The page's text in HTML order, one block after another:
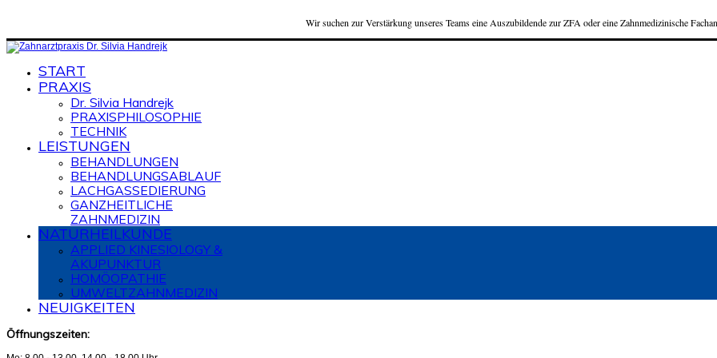
Wir suchen zur Verstärkung unseres Teams eine Auszubildende zur ZFA oder eine Zahnmedizinische
START
PRAXIS
Dr. Silvia Handrejk
PRAXISPHILOSOPHIE
TECHNIK
LEISTUNGEN
BEHANDLUNGEN
BEHANDLUNGSABLAUF
LACHGASSEDIERUNG
GANZHEITLICHE
ZAHNMEDIZIN
NATURHEILKUNDE
APPLIED KINESIOLOGY &
AKUPUNKTUR
HOMÖOPATHIE
UMWELTZAHNMEDIZIN
NEUIGKEITEN
Öffnungszeiten: